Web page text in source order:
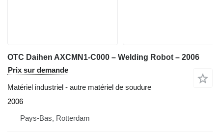
OTC Daihen AXCMN1-C000 – Welding Robot – 2006
Prix sur demande
Matériel industriel - autre matériel de soudure
2006
Pays-Bas, Rotterdam